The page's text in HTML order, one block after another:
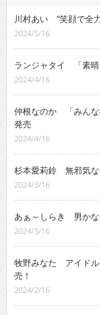
川村あい “笑顔で全
2024/5/16
ランジャタイ 「素晴
2024/4/16
仲根なのか 「みんな
発売
2024/4/16
杉本愛莉鈴 無邪気な
2024/3/16
あぁ～しらき 男かな
2024/3/16
牧野みなた アイドル
売！
2024/2/16